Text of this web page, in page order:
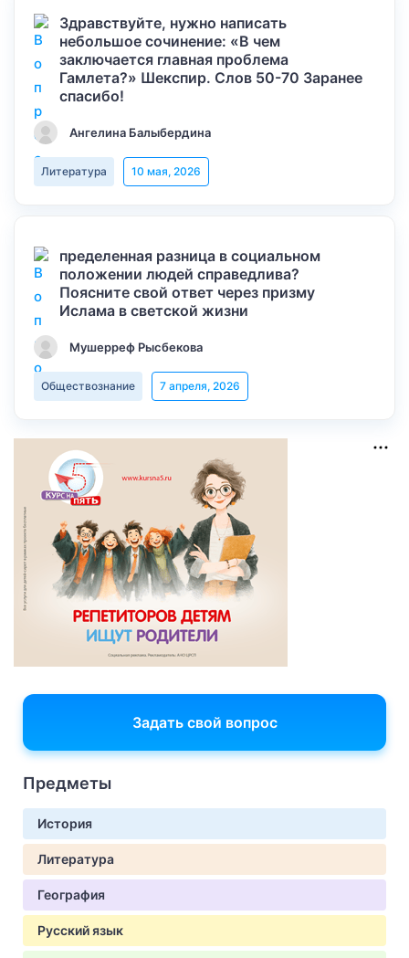
Здравствуйте, нужно написать
небольшое сочинение: «В чем
заключается главная проблема
Гамлета?» Шекспир. Слов 50-70 Заранее
спасибо!
Ангелина Балыбердина
Литература 10 мая, 2026
пределенная разница в социальном
положении людей справедлива?
Поясните свой ответ через призму
Ислама в светской жизни
Мушерреф Рысбекова
Обществознание 7 апреля, 2026
Задать свой вопрос
Предметы
История
Литература
География
Русский язык